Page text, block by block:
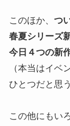
このほか、 つ
春夏シリーズ
今日４つの新
（本当はイベ
ひとつだと思
この他にもい